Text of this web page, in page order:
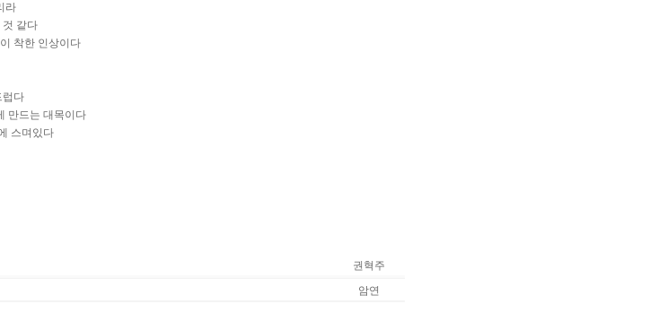
라
것 같다
착한 인상이다
럽다
만드는 대목이다
스며있다
권혁주
암연